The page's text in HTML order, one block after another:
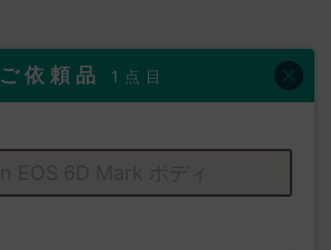
ご依頼品 1点目